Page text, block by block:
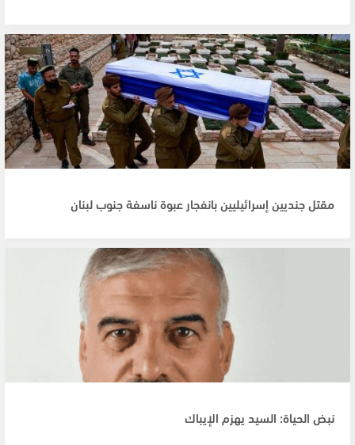
مقتل جنديين إسرائيليين بانفجار عبوة ناسفة جنوب لبنان
نبض الحياة: السيد يهزم الإيباك